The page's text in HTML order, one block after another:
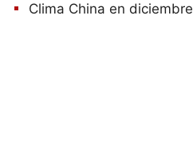
Clima China en diciembre